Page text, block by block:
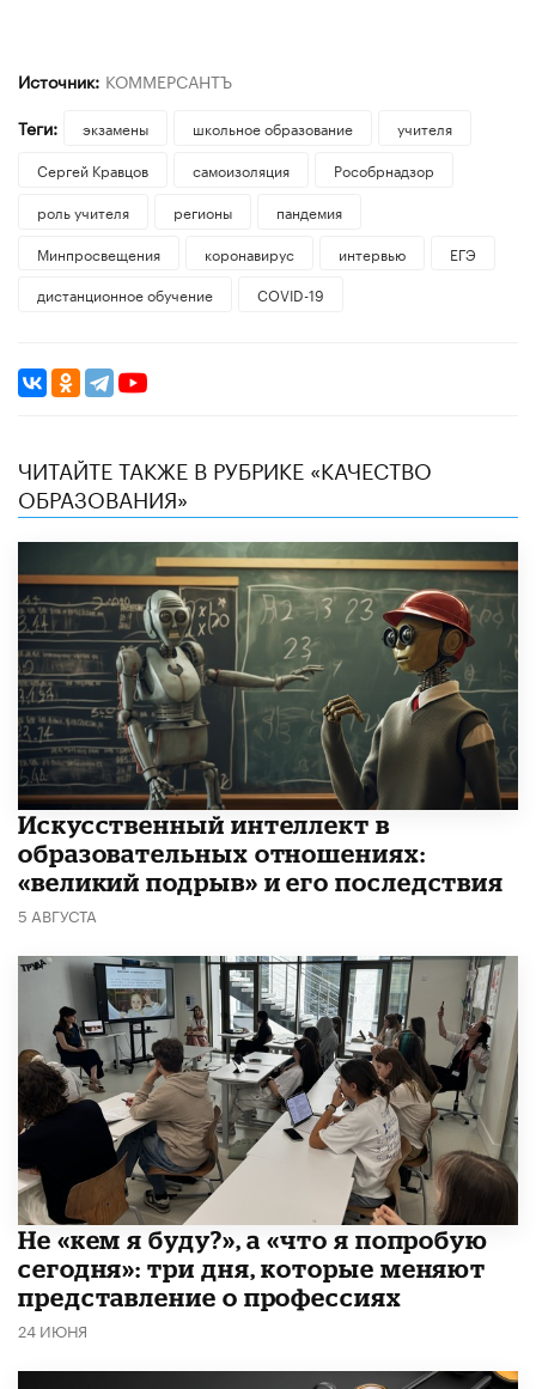
Источник: КОММЕРСАНТЪ
Теги:
экзамены школьное образование
учителя
Сергей Кравцов
самоизоляция
Рособрнадзор
роль учителя
регионы
пандемия
Минпросвещения
коронавирус интервью
ЕГЭ
дистанционное обучение
COVID-19
ЧИТАЙТЕ ТАКЖЕ В РУБРИКЕ «КАЧЕСТВО
ОБРАЗОВАНИЯ»
​Искусственный интеллект в
образовательных отношениях:
«великий подрыв» и его последствия
5 АВГУСТА
Не «кем я буду?», а «что я попробую
сегодня»: три дня, которые меняют
представление о профессиях
24 ИЮНЯ